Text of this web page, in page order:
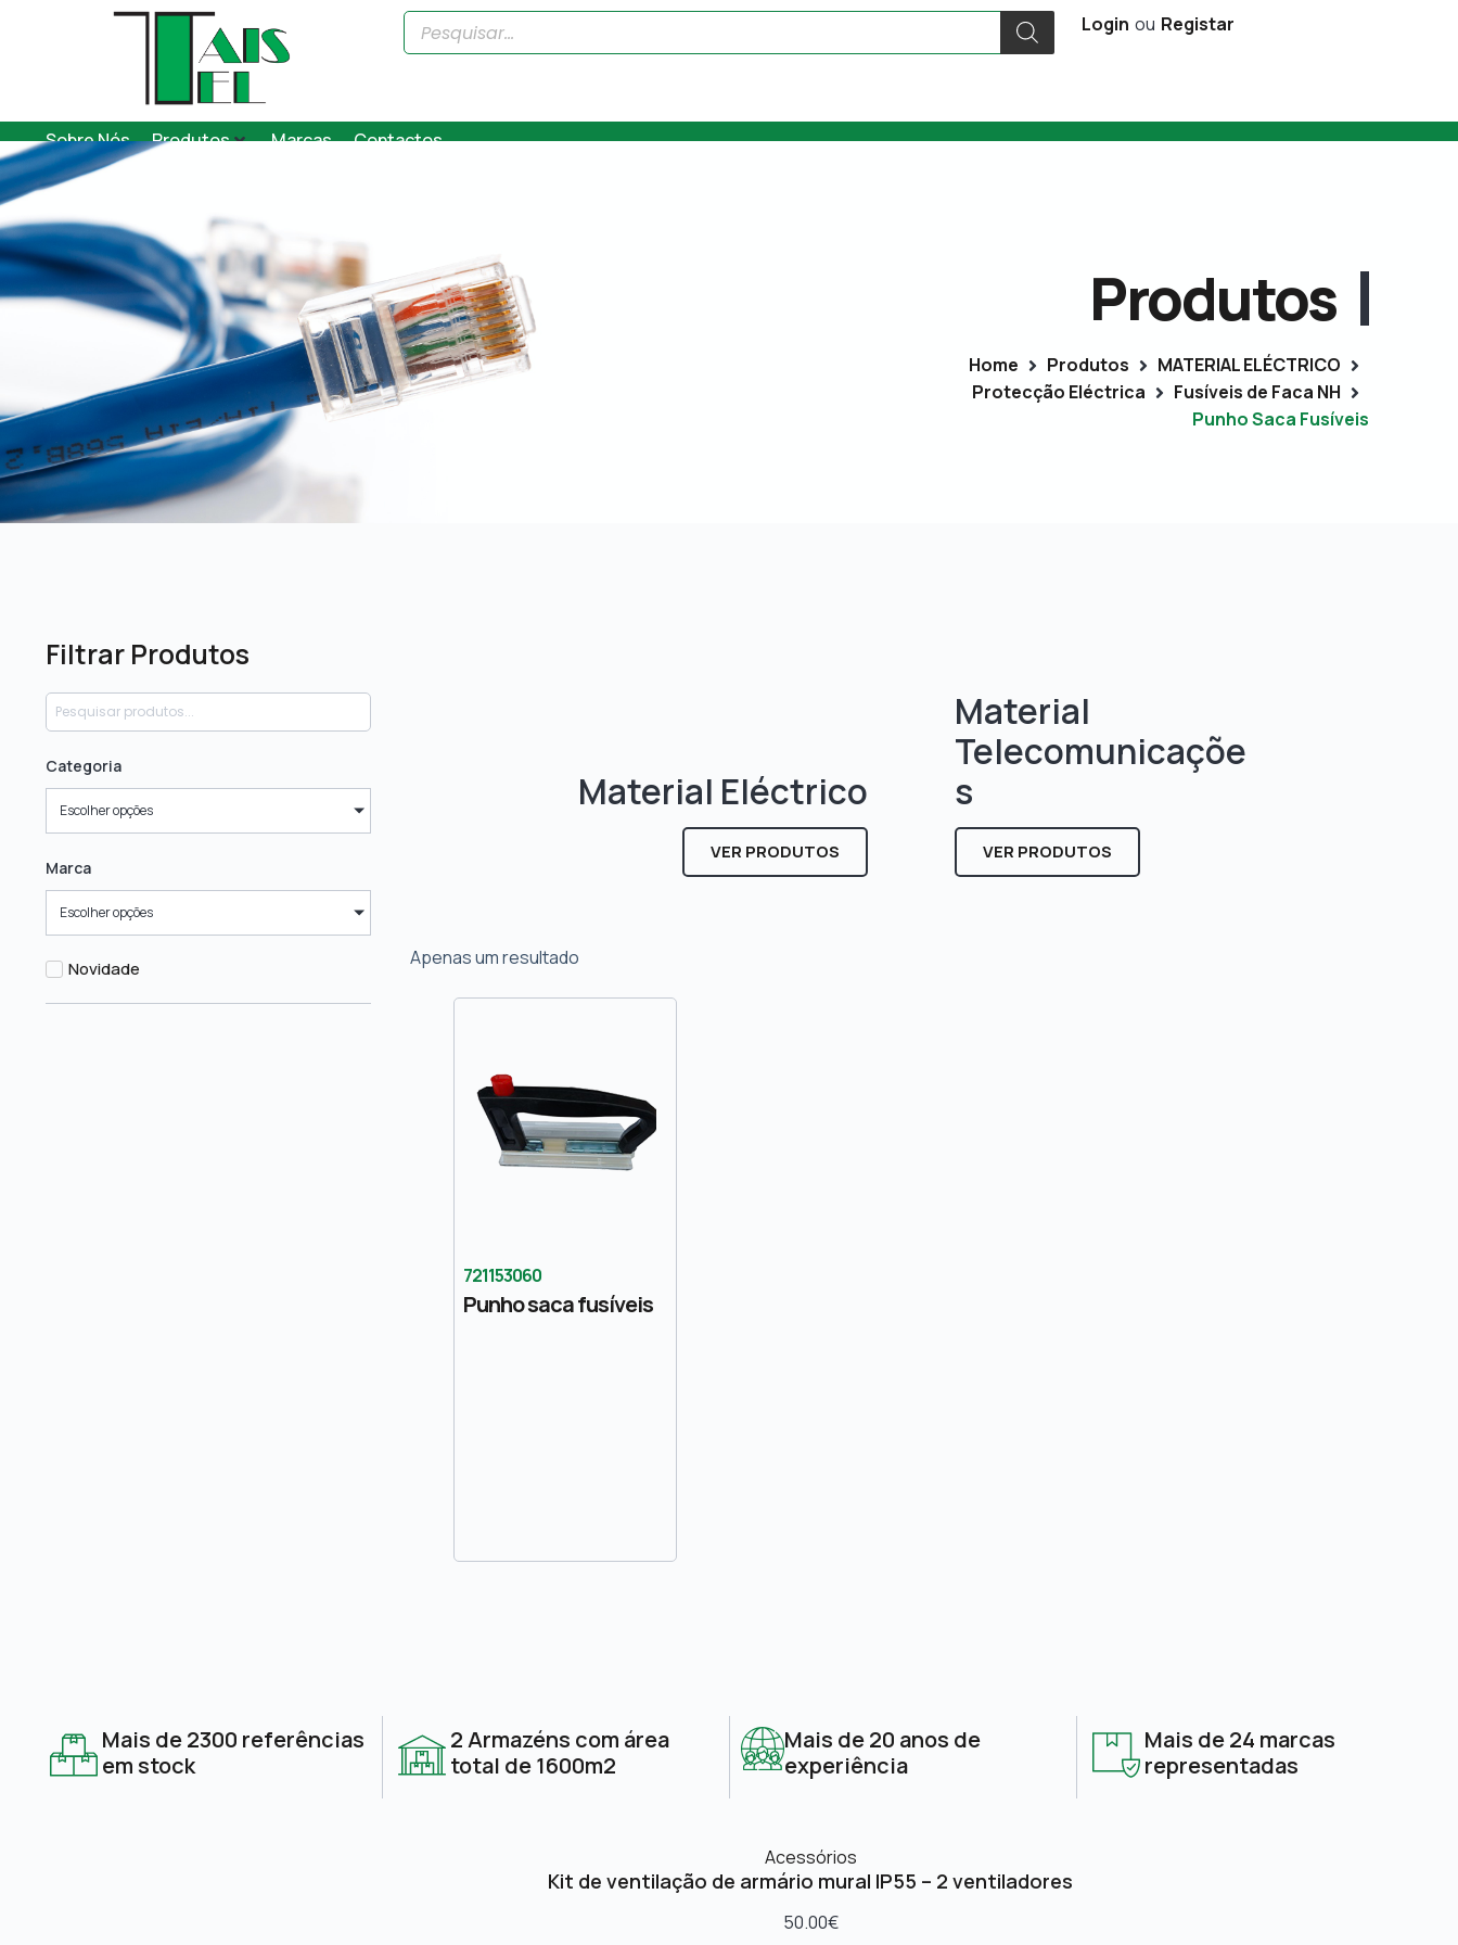
Login ou Registar
Sobre Nós Produtos Marcas Contactos
Produtos
Home Produtos
MATERIAL ELÉCTRICO
Protecção Eléctrica
Fusíveis de Faca NH
Punho Saca Fusíveis
Filtrar Produtos
Categoria
Escolher opções
Marca
Escolher opções
Novidade
Material Eléctrico
VER PRODUTOS
Material
Telecomunicaçõe
s
VER PRODUTOS
Apenas um resultado
721153060
Punho saca fusíveis
Mais de 2300 referências
em stock
2 Armazéns com área
total de 1600m2
Mais de 20 anos de
experiência
Mais de 24 marcas
representadas
Acessórios
Kit de ventilação de armário mural IP55 – 2 ventiladores
50.00€